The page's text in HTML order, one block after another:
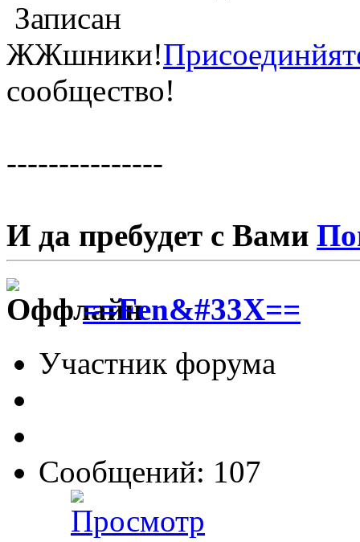
Записан
ЖЖшники!
сообщество!
---------------
И да пребудет с Вами
==Fen&#33X==
Участник форума
Сообщений: 107